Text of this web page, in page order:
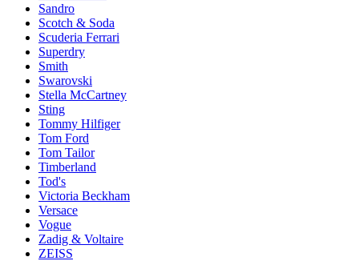
Sandro
Scotch & Soda
Scuderia Ferrari
Superdry
Smith
Swarovski
Stella McCartney
Sting
Tommy Hilfiger
Tom Ford
Tom Tailor
Timberland
Tod's
Victoria Beckham
Versace
Vogue
Zadig & Voltaire
ZEISS